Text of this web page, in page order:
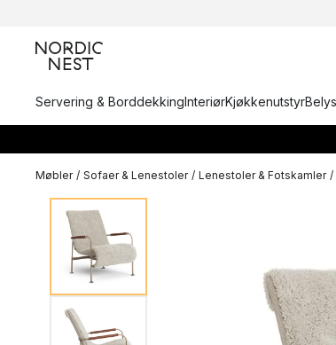
Servering & BorddekkingInteriørKjøkkenutstyr
Møbler / Sofaer & Lenestoler / Lenestoler & Fotskamler /